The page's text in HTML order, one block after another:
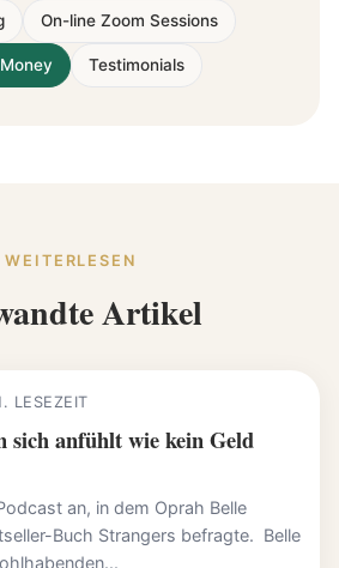
On-line Zoom Sessions
Testimonials
WEITERLESEN
Artikel
LESEZEIT
sich anfühlt wie kein Geld
an, in dem Oprah Belle
Buch Strangers befragte. Belle